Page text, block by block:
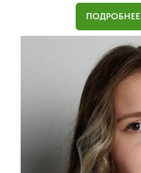
ПОДРОБНЕЕ